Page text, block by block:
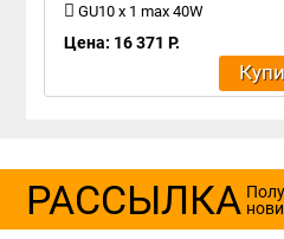
GU10 x 1 max 40W
Цена: 16 371 Р.
РАССЫЛКА